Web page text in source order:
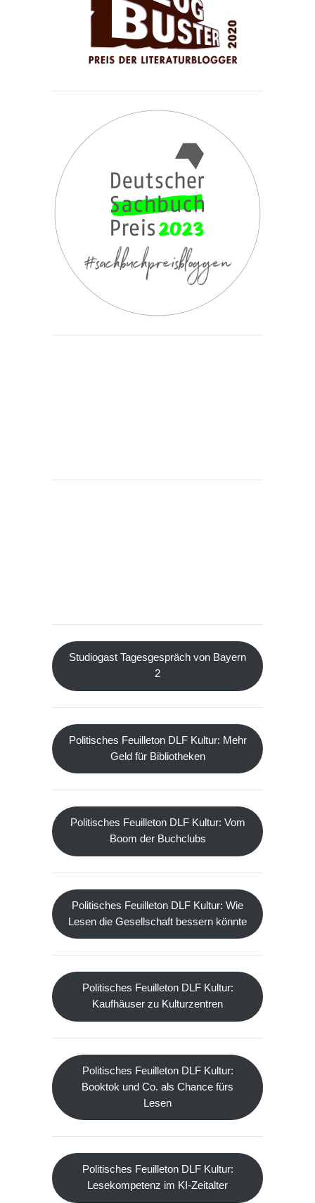
Studiogast Tagesgespräch von Bayern
2
Politisches Feuilleton DLF Kultur: Mehr
Geld für Bibliotheken
Politisches Feuilleton DLF Kultur: Vom
Boom der Buchclubs
Politisches Feuilleton DLF Kultur: Wie
Lesen die Gesellschaft bessern könnte
Politisches Feuilleton DLF Kultur:
Kaufhäuser zu Kulturzentren
Politisches Feuilleton DLF Kultur:
Booktok und Co. als Chance fürs
Lesen
Politisches Feuilleton DLF Kultur:
Lesekompetenz im KI-Zeitalter